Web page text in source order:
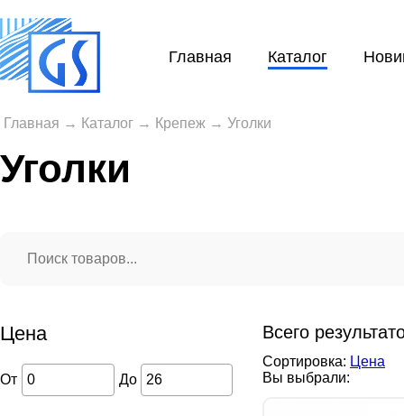
Главная Каталог
Главная → Каталог → Крепеж → Уголки
Уголки
Цена
От До
Всего
Сортировка: Цена
Вы выбрали: